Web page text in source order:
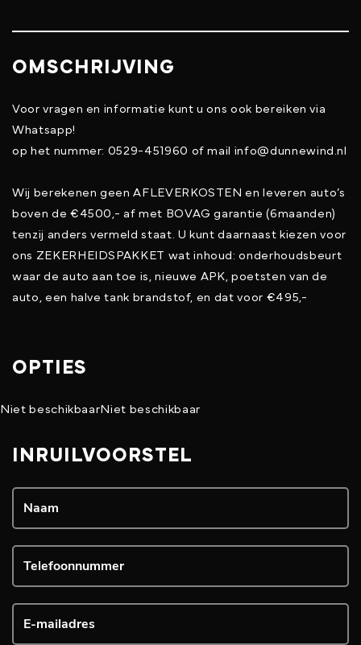
OMSCHRIJVING
Voor vragen en informatie kunt u ons ook bereiken via
Whatsapp!
op het nummer: 0529-451960 of mail info@dunnewind.nl
Wij berekenen geen AFLEVERKOSTEN en leveren auto’s
boven de €4500,- af met BOVAG garantie (6maanden)
tenzij anders vermeld staat. U kunt daarnaast kiezen voor
ons ZEKERHEIDSPAKKET wat inhoud: onderhoudsbeurt
waar de auto aan toe is, nieuwe APK, poetsten van de
auto, een halve tank brandstof, en dat voor €495,-
OPTIES
Niet beschikbaar Niet beschikbaar
INRUILVOORSTEL